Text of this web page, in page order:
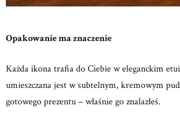
Opakowanie ma znaczenie
Każda ikona trafia do Ciebie w eleganckim
umieszczana jest w subtelnym, kremowym
gotowego prezentu – właśnie go znalazłeś.